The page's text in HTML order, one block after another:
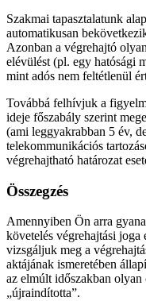
Szakmai tapasztalatunk
automatikusan
Azonban a végrehajtó
elévülést (pl. egy hatósági
mint adós nem feltétlenül
Továbbá felhívjuk a
ideje főszabály szerint
(ami leggyakrabban 5 év,
telekommunikációs
végrehajtható határozat
Összegzés
Amennyiben Ön arra
követelés végrehajtási
vizsgáljuk meg a
aktájának ismeretében
az elmúlt időszakban olyan
„újraindította”.